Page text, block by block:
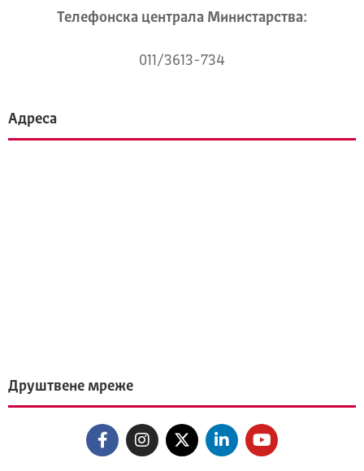
Телeфонска централа Mинистарства:
011/3613-734
Адреса
Друштвене мреже